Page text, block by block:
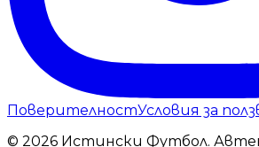
ПоверителностУсловия за
© 2026 Истински Футбол.